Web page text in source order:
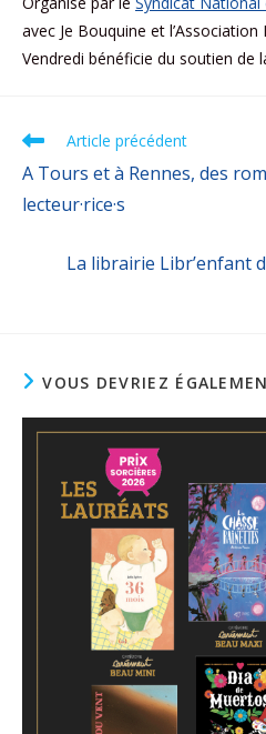
avec Je Bouquine et
Vendredi bénéficie du soutien de
Article précédent
A Tours et à Rennes, des
lecteur·rice·s
La librairie Libr’enfant
VOUS DEVRIEZ